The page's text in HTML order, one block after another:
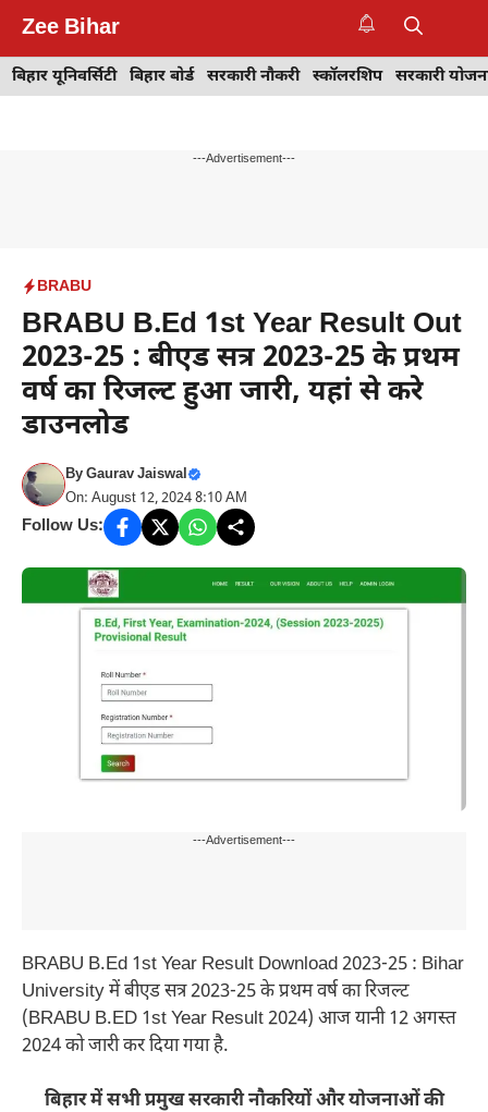
content
Zee Bihar
बिहार यूनिवर्सिटी बिहार बोर्ड सरकारी नौकरी स्कॉलरशिप सरकारी
---Advertisement---
BRABU
BRABU B.Ed 1st Year Result Out
2023-25 : बीएड सत्र 2023-25 के प्रथम
वर्ष का रिजल्ट हुआ जारी, यहां से करे
डाउनलोड
ByGaurav Jaiswal
On: August 12, 2024 8:10 AM
Follow Us:
---Advertisement---
BRABU B.Ed 1st Year Result Download 2023-25 : Bihar
University में बीएड सत्र 2023-25 के प्रथम वर्ष का रिजल्ट
(BRABU B.ED 1st Year Result 2024) आज यानी 12 अगस्त
2024 को जारी कर दिया गया है.
बिहार में सभी प्रमुख सरकारी नौकरियों और योजनाओं की